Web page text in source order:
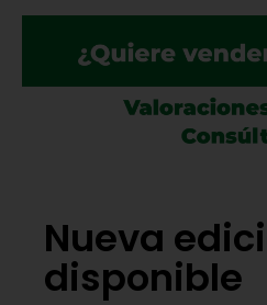
Nueva
disponible